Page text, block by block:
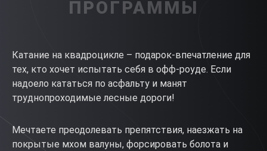
ПРОГРАММЫ
Катание на квадроцикле – подарок-впечатление для
тех, кто хочет испытать себя в офф-роуде. Если
надоело кататься по асфальту и манят
труднопроходимые лесные дороги!
Мечтаете преодолевать препятствия, наезжать на
покрытые мхом валуны, форсировать болота и